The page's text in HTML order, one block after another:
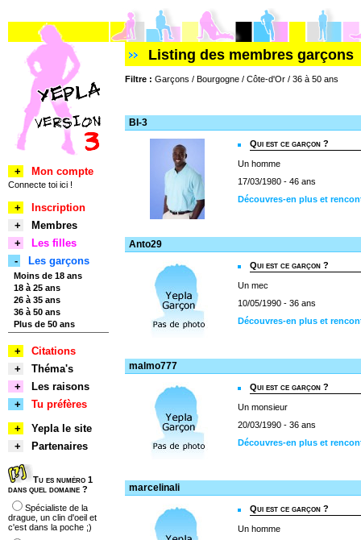
Listing des membres garçons
Filtre : Garçons / Bourgogne / Côte-d'Or / 36 à 50 ans
BI-3
Qui est ce garçon ?
Un homme
17/03/1980 - 46 ans
Découvres-en plus et
Anto29
Qui est ce garçon ?
Un mec
10/05/1990 - 36 ans
Découvres-en plus et
malmo777
Qui est ce garçon ?
Un monsieur
20/03/1990 - 36 ans
Découvres-en plus et
marcelinali
Qui est ce garçon ?
Un homme
+ Mon compte
Connecte toi ici !
+
Inscription
+
Membres
+
Les filles
-
Les garçons
Moins de 18 ans
18 à 25 ans
26 à 35 ans
36 à 50 ans
Plus de 50 ans
+
Citations
+
Théma's
+
Les raisons
+
Tu préfères
+
Yepla le site
+
Partenaires
Tu es numéro 1
dans quel domaine ?
Spécialiste de la
drague, un clin d'oeil et
c'est dans la poche ;)